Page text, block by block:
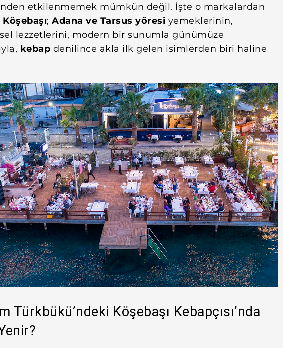
etkilenmemek mümkün değil. İşte o markalardan
Köşebaşı;Adana ve Tarsus yöresi yemeklerinin,
lezzetlerini, modern bir sunumla günümüze
kebap denilince akla ilk gelen isimlerden biri haline
Türkbükü’ndeki Köşebaşı Kebapçısı’nda